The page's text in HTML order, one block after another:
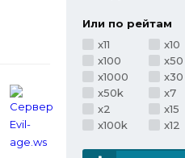
Или по рейтам
x11
x10
x100
x50
x1000
x30
x50k
x7
x2
x15
x100k
x12